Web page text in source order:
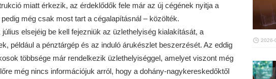
miatt érkezik, az érdeklődők fele már az új cégének nyitja a
még csak most tart a cégalapításnál – közölték.
elsejéig be kell fejezniük az üzlethelyiség kialakítását, a
például a pénztárgép és az induló árukészlet beszerzését. Az eddig
többsége már rendelkezik üzlethelyiséggel, amelyet viszont még
még nincs információjuk arról, hogy a dohány-nagykereskedőktől
2026-